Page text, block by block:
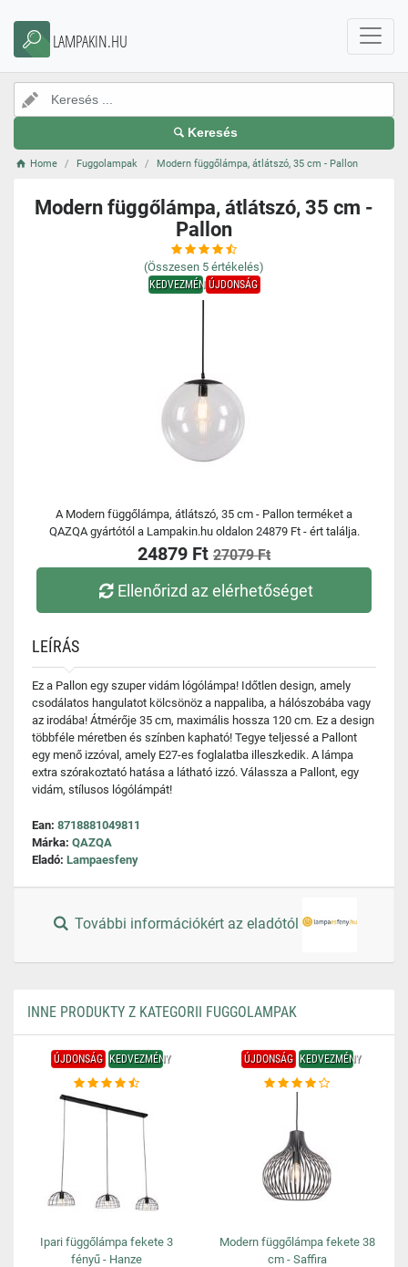
LAMPAKIN.HU
Keresés
Home Fuggolampak Modern függőlámpa, átlátszó, 35 cm - Pallon
Modern függőlámpa, átlátszó, 35 cm -
Pallon
(Összesen 5 értékelés)
KEDVEZMÉNYÚJDONSÁG
A Modern függőlámpa, átlátszó, 35 cm - Pallon terméket a
QAZQA gyártótól a Lampakin.hu oldalon 24879 Ft - ért találja.
24879 Ft 27079 Ft
Ellenőrizd az elérhetőséget
LEÍRÁS
Ez a Pallon egy szuper vidám lógólámpa! Időtlen design, amely
csodálatos hangulatot kölcsönöz a nappaliba, a hálószobába vagy
az irodába! Átmérője 35 cm, maximális hossza 120 cm. Ez a design
többféle méretben és színben kapható! Tegye teljessé a Pallont
egy menő izzóval, amely E27-es foglalatba illeszkedik. A lámpa
extra szórakoztató hatása a látható izzó. Válassza a Pallont, egy
vidám, stílusos lógólámpát!
Ean: 8718881049811
Márka: QAZQA
Eladó: Lampaesfeny
További információkért az eladótól
INNE PRODUKTY Z KATEGORII FUGGOLAMPAK
ÚJDONSÁG KEDVEZMÉNY
Ipari függőlámpa fekete 3
fényű - Hanze
ÚJDONSÁG KEDVEZMÉNY
Modern függőlámpa fekete 38
cm - Saffira